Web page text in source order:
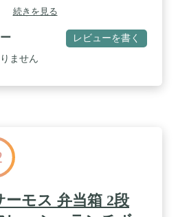
個)/0.26(2個) / 便利な2WAYの
入るごはんの容量(約):茶碗約2.3
続きを見る
レビューを書く
ません
ーモス 弁当箱 2段